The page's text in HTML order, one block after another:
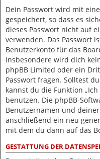
Dein Passwort wird mit
gespeichert, so dass es
dieses Passwort nicht auf
verwenden. Das Passwort
Benutzerkonto für das
Insbesondere wird dich
phpBB Limited oder ein
Passwort fragen. Solltest
kannst du die Funktion
benutzen. Die phpBB-
Benutzernamen und
anschließend ein neu
mit dem du dann auf das
GESTATTUNG DER